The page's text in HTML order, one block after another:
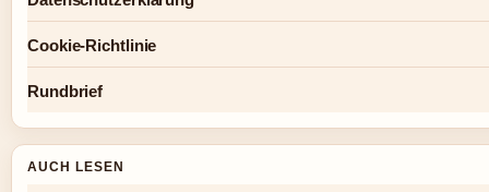
Cookie-Richtlinie
Rundbrief
AUCH LESEN